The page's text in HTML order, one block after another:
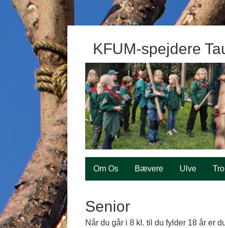
KFUM-spejdere
Om Os Bævere Ulve
Senior
Når du går i 8 kl. til du fylder 18 år er